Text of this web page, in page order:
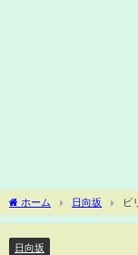
ホーム 日向坂
ビ
崎桜 菅原咲月 #乃木坂46
日向坂